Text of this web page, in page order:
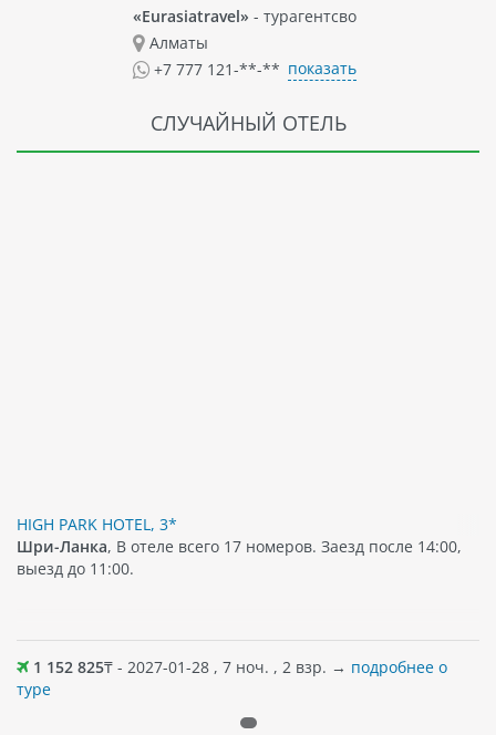
«Eurasiatravel» - турагентсво
Алматы
+7 777 121-**-** показать
СЛУЧАЙНЫЙ ОТЕЛЬ
HIGH PARK HOTEL, 3*
Шри-Ланка, В отеле всего 17 номеров. Заезд после 14:00,
выезд до 11:00.
1 152 825₸ - 2027-01-28 , 7 ноч. , 2 взр. → подробнее о
туре